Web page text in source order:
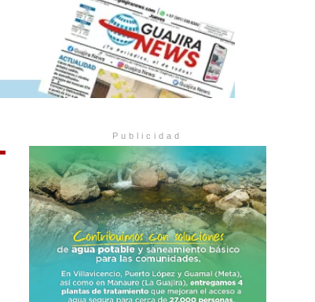
Publicidad